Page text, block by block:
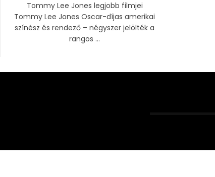
Tommy Lee Jones legjobb filmjei
Tommy Lee Jones Oscar-díjas amerikai
színész és rendező – négyszer jelölték a
rangos ...